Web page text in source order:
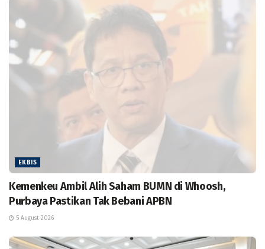
EKBIS
Kemenkeu Ambil Alih Saham BUMN di Whoosh,
Purbaya Pastikan Tak Bebani APBN
5 August 2026